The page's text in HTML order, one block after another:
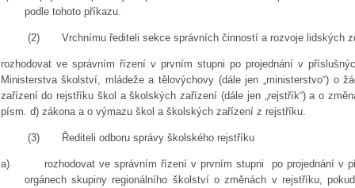
podle tohoto příkazu.
(2) Vrchnímu řediteli sekce správních činností a rozvoje lidských
rozhodovat ve správním řízení v prvním stupni po projednání v
Ministerstva školství, mládeže a tělovýchovy (dále jen „ministerstvo“) o
zařízení do rejstříku škol a školských zařízení (dále jen „rejstřík“) a o
písm. d) zákona a o výmazu škol a školských zařízení z rejstříku.
(3) Řediteli odboru správy školského rejstříku
a)
rozhodovat ve správním řízení v prvním stupni po projednání v
orgánech skupiny regionálního školství o změnách v rejstříku,